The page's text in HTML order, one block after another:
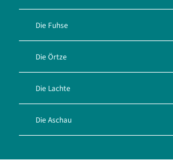
Die Fuhse
Die Örtze
Die Lachte
Die Aschau